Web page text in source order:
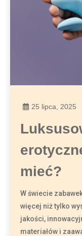
25 lipca, 2025
mieć?
W świecie
więcej niż tylko
jakości,
materiałów i